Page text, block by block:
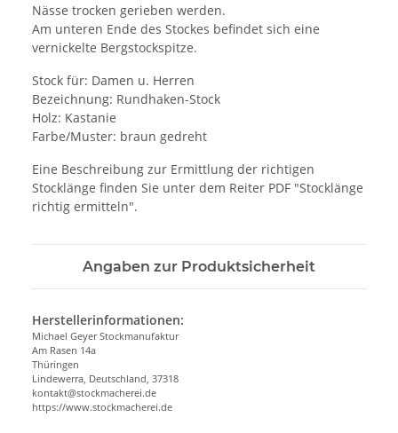
Nässe trocken gerieben werden.
Am unteren Ende des Stockes befindet sich eine
vernickelte Bergstockspitze.
Stock für: Damen u. Herren
Bezeichnung: Rundhaken-Stock
Holz: Kastanie
Farbe/Muster: braun gedreht
Eine Beschreibung zur Ermittlung der richtigen
Stocklänge finden Sie unter dem Reiter PDF "Stocklänge
richtig ermitteln".
Angaben zur Produktsicherheit
Herstellerinformationen:
Michael Geyer Stockmanufaktur
Am Rasen 14a
Thüringen
Lindewerra, Deutschland, 37318
kontakt@stockmacherei.de
https://www.stockmacherei.de